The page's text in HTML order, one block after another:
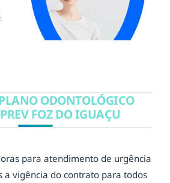
ODONTOLÓGICO
FOZ DO IGUAÇU
para atendimento de urgência
a vigência do contrato para todos